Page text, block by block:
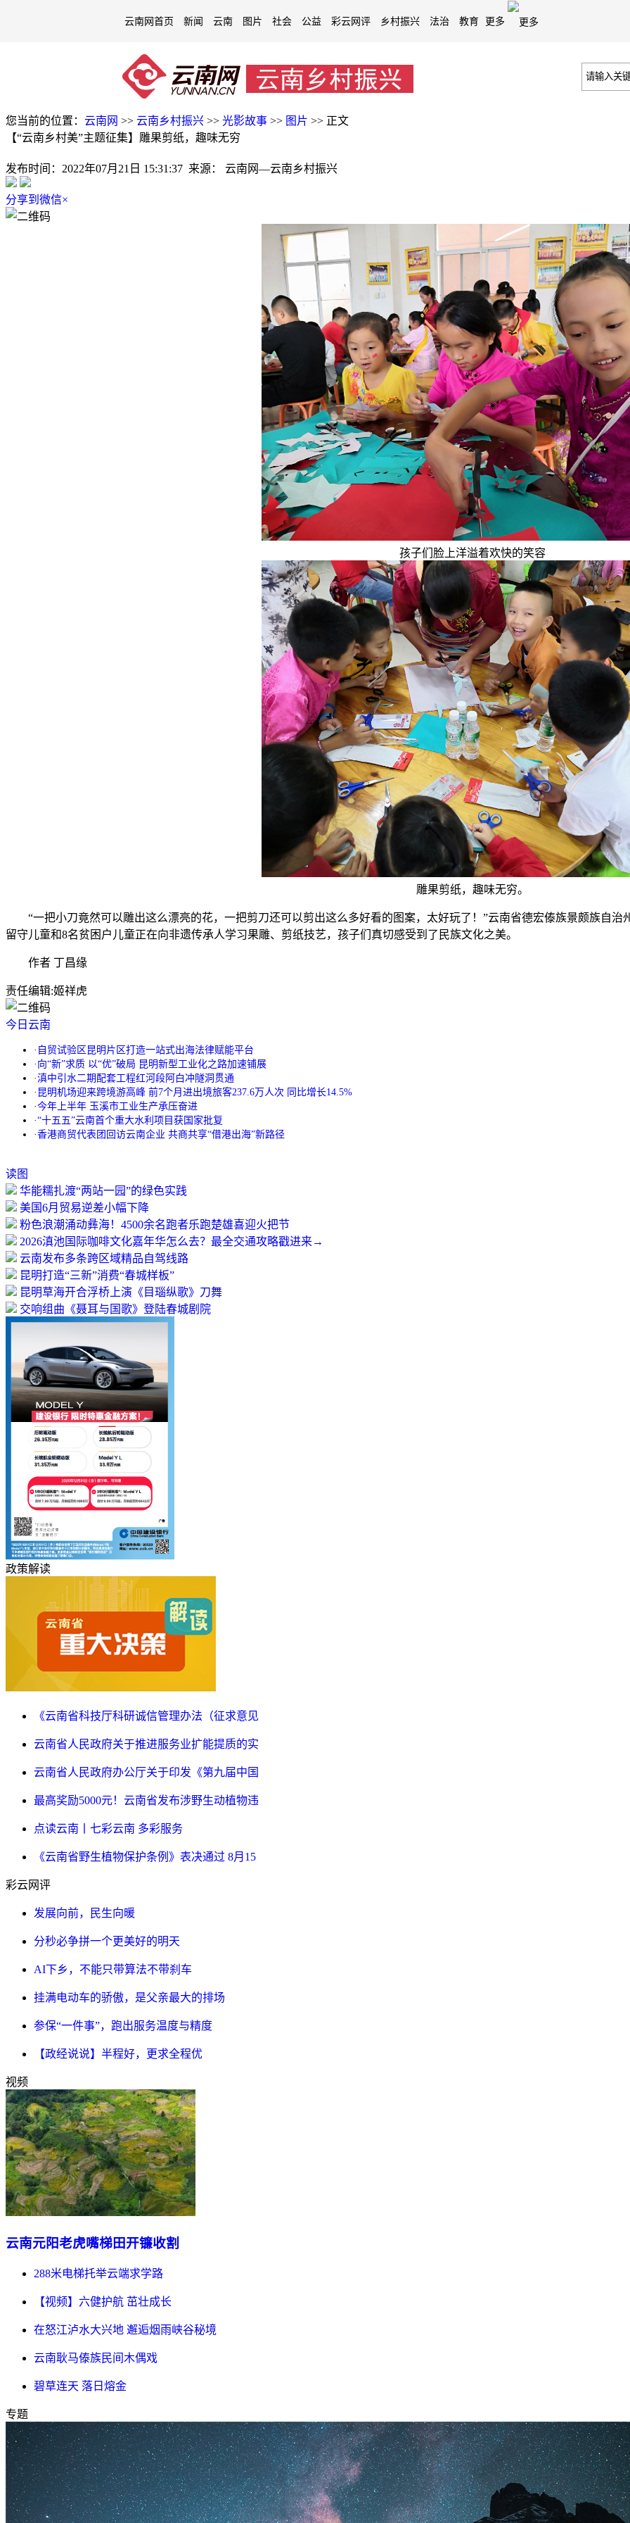
云南网首页 新闻 云南 图片 社会 公益 彩云网评 乡村振兴 法治 教育 更多
您当前的位置： 云南网 >> 云南乡村振兴 >> 光影故事 >> 图片 >> 正文
【“云南乡村美”主题征集】雕果剪纸，趣味无穷
发布时间： 2022年07月21日 15:31:37 来源： 云南网—云南乡村振兴
分享到微信×
孩子们脸上洋溢着欢快的笑容
雕果剪纸，趣味无穷。
“一把小刀竟然可以雕出这么漂亮的花，一把剪刀还可以剪出这么多好看的图案，太好玩了！”云南省德宏傣族景颇族自治
留守儿童和8名贫困户儿童正在向非遗传承人学习果雕、剪纸技艺，孩子们真切感受到了民族文化之美。
作者 丁昌缘
责任编辑:姬祥虎
今日云南
· 自贸试验区昆明片区打造一站式出海法律赋能平台
· 向“新”求质 以“优”破局 昆明新型工业化之路加速铺展
·滇中引水二期配套工程红河段阿白冲隧洞贯通
· 昆明机场迎来跨境游高峰 前7个月进出境旅客237.6万人次 同比增长14.5%
·今年上半年 玉溪市工业生产承压奋进
·“十五五”云南首个重大水利项目获国家批复
·香港商贸代表团回访云南企业 共商共享“借港出海”新路径
读图
华能糯扎渡“两站一园”的绿色实践
美国6月贸易逆差小幅下降
粉色浪潮涌动彝海！4500余名跑者乐跑楚雄喜迎火把节
2026滇池国际咖啡文化嘉年华怎么去？最全交通攻略戳进来→
云南发布多条跨区域精品自驾线路
昆明打造“三新”消费“春城样板”
昆明草海开合浮桥上演《目瑙纵歌》刀舞
交响组曲《聂耳与国歌》登陆春城剧院
政策解读
《云南省科技厅科研诚信管理办法（征求意见
云南省人民政府关于推进服务业扩能提质的实
云南省人民政府办公厅关于印发《第九届中国
最高奖励5000元！云南省发布涉野生动植物违
点读云南丨七彩云南 多彩服务
《云南省野生植物保护条例》表决通过 8月15
彩云网评
发展向前，民生向暖
分秒必争拼一个更美好的明天
AI下乡，不能只带算法不带刹车
挂满电动车的骄傲，是父亲最大的排场
参保“一件事”，跑出服务温度与精度
【政经说说】半程好，更求全程优
视频
云南元阳老虎嘴梯田开镰收割
288米电梯托举云端求学路
【视频】六健护航 茁壮成长
在怒江泸水大兴地 邂逅烟雨峡谷秘境
云南耿马傣族民间木偶戏
碧草连天 落日熔金
专题